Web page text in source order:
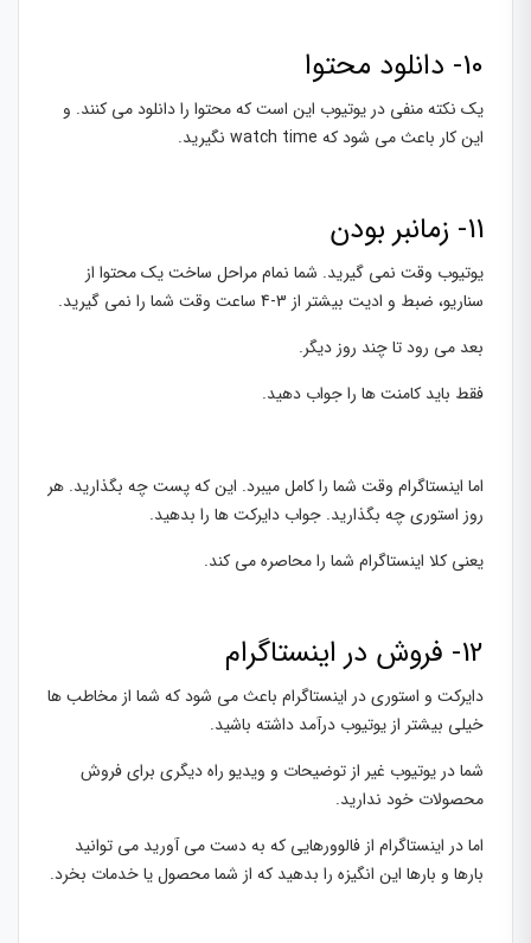
10- دانلود محتوا
یک نکته منفی در یوتیوب این است که محتوا را دانلود می کنند. و
این کار باعث می شود که watch time نگیرید.
11- زمانبر بودن
یوتیوب وقت نمی گیرید. شما نمام مراحل ساخت یک محتوا از
سناریو، ضبط و ادیت بیشتر از 3-4 ساعت وقت شما را نمی گیرید.
بعد می رود تا چند روز دیگر.
فقط باید کامنت ها را جواب دهید.
اما اینستاگرام وقت شما را کامل میبرد. این که پست چه بگذارید. هر
روز استوری چه بگذارید. جواب دایرکت ها را بدهید.
یعنی کلا اینستاگرام شما را محاصره می کند.
12- فروش در اینستاگرام
دایرکت و استوری در اینستاگرام باعث می شود که شما از مخاطب ها
خیلی بیشتر از یوتیوب درآمد داشته باشید.
شما در یوتیوب غیر از توضیحات و ویدیو راه دیگری برای فروش
محصولات خود ندارید.
اما در اینستاگرام از فالوورهایی که به دست می آورید می توانید
بارها و بارها این انگیزه را بدهید که از شما محصول یا خدمات بخرد.